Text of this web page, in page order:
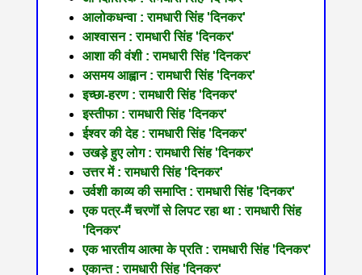
आलोकधन्वा : रामधारी सिंह 'दिनकर'
आश्वासन : रामधारी सिंह 'दिनकर'
आशा की वंशी : रामधारी सिंह 'दिनकर'
असमय आह्वान : रामधारी सिंह 'दिनकर'
इच्छा-हरण : रामधारी सिंह 'दिनकर'
इस्तीफा : रामधारी सिंह 'दिनकर'
ईश्वर की देह : रामधारी सिंह 'दिनकर'
उखड़े हुए लोग : रामधारी सिंह 'दिनकर'
उत्तर में : रामधारी सिंह 'दिनकर'
उर्वशी काव्य की समाप्ति : रामधारी सिंह 'दिनकर'
एक पत्र-मैं चरणॊं से लिपट रहा था : रामधारी सिंह
'दिनकर'
एक भारतीय आत्मा के प्रति : रामधारी सिंह 'दिनकर'
एकान्त : रामधारी सिंह 'दिनकर'